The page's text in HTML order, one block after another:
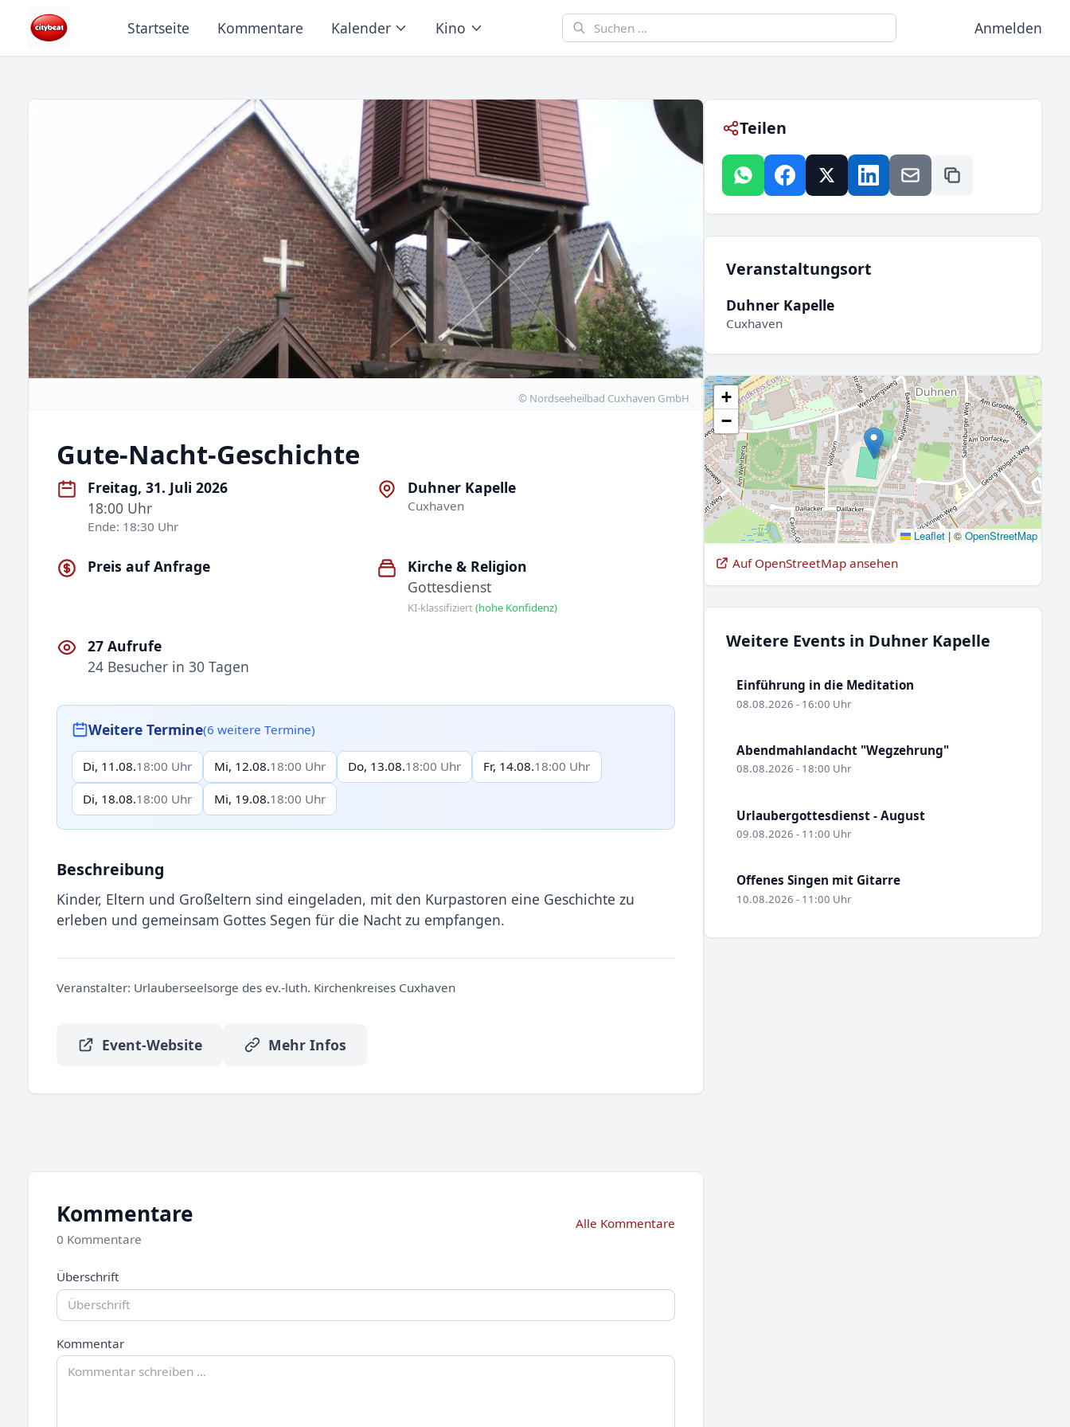
Startseite Kommentare Kalender Kino Anmelden
© Nordseeheilbad Cuxhaven GmbH
Gute-Nacht-Geschichte
Freitag, 31. Juli 2026
18:00 Uhr
Ende: 18:30 Uhr
Duhner Kapelle
Cuxhaven
Preis auf Anfrage
Kirche & Religion
Gottesdienst
KI-klassifiziert(hohe Konfidenz)
27 Aufrufe
24 Besucher in 30 Tagen
Weitere Termine(6 weitere Termine)
Di, 11.08.18:00 Uhr Mi, 12.08.18:00 Uhr Do, 13.08.18:00 Uhr Fr, 14.08.18:00 Uhr
Di, 18.08.18:00 Uhr Mi, 19.08.18:00 Uhr
Beschreibung
Kinder, Eltern und Großeltern sind eingeladen, mit den Kurpastoren eine Geschichte zu
erleben und gemeinsam Gottes Segen für die Nacht zu empfangen.
Veranstalter: Urlauberseelsorge des ev.-luth. Kirchenkreises Cuxhaven
Event-Website Mehr Infos
Teilen
Veranstaltungsort
Duhner Kapelle
Cuxhaven
+
−
Leaflet |© OpenStreetMap
Auf OpenStreetMap ansehen
Weitere Events in Duhner Kapelle
Einführung in die Meditation
08.08.2026 - 16:00 Uhr
Abendmahlandacht "Wegzehrung"
08.08.2026 - 18:00 Uhr
Urlaubergottesdienst - August
09.08.2026 - 11:00 Uhr
Offenes Singen mit Gitarre
10.08.2026 - 11:00 Uhr
Kommentare
0 Kommentare
Alle Kommentare
Überschrift
Kommentar